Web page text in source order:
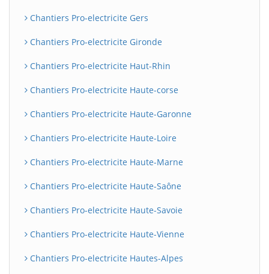
Chantiers Pro-electricite Gers
Chantiers Pro-electricite Gironde
Chantiers Pro-electricite Haut-Rhin
Chantiers Pro-electricite Haute-corse
Chantiers Pro-electricite Haute-Garonne
Chantiers Pro-electricite Haute-Loire
Chantiers Pro-electricite Haute-Marne
Chantiers Pro-electricite Haute-Saône
Chantiers Pro-electricite Haute-Savoie
Chantiers Pro-electricite Haute-Vienne
Chantiers Pro-electricite Hautes-Alpes